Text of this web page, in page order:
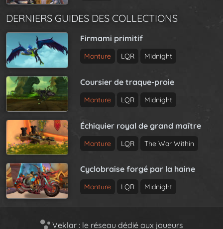
DERNIERS GUIDES DES COLLECTIONS
Firmami primitif
Monture LQR Midnight
Coursier de traque-proie
Monture LQR Midnight
Échiquier royal de grand maître
Monture LQR The War Within
Cyclobraise forgé par la haine
Monture LQR Midnight
Veklar : le réseau dédié aux joueurs